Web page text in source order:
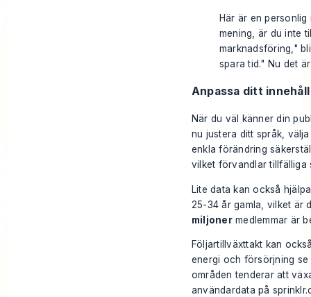
Här är en
mening, är du inte
marknadsföring,"
spara tid." Nu det
Anpassa ditt
När du väl känner din
nu justera ditt språk,
enkla förändring
vilket förvandlar tillfälliga
Lite data kan också
25-34 år gamla, vilket är
miljonermedlemmar är
Följartillväxttakt kan
energi och försörjning
områden tenderar att
användardata på